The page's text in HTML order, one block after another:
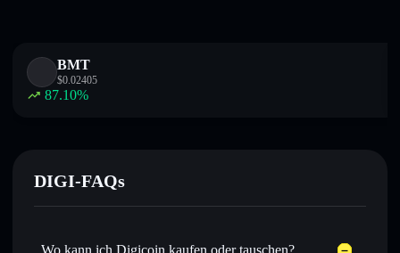
BMT
$0.02405
87.10%
DIGI-FAQs
Wo kann ich Digicoin kaufen oder tauschen?